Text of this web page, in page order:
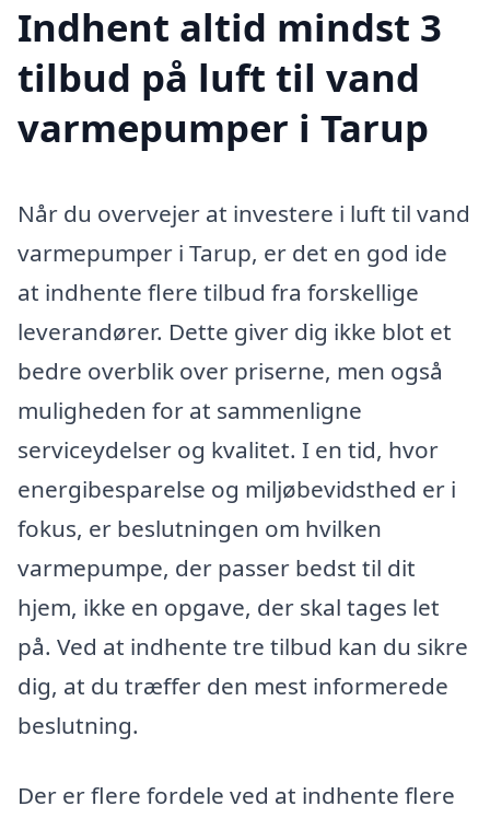
Indhent altid mindst 3
tilbud på luft til vand
varmepumper i Tarup
Når du overvejer at investere i luft til vand
varmepumper i Tarup, er det en god ide
at indhente flere tilbud fra forskellige
leverandører. Dette giver dig ikke blot et
bedre overblik over priserne, men også
muligheden for at sammenligne
serviceydelser og kvalitet. I en tid, hvor
energibesparelse og miljøbevidsthed er i
fokus, er beslutningen om hvilken
varmepumpe, der passer bedst til dit
hjem, ikke en opgave, der skal tages let
på. Ved at indhente tre tilbud kan du sikre
dig, at du træffer den mest informerede
beslutning.
Der er flere fordele ved at indhente flere